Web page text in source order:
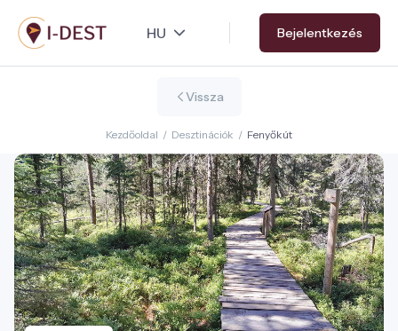
Ugrás
a
tartalomra
Bejelentkezés
Vissza
Kezdőoldal / Desztinációk / Fenyőkút